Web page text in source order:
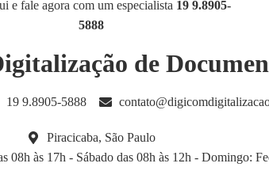
e fale agora com um especialista 19 9.8905-
5888
de
19 9.8905-5888
Piracicaba, São Paulo
08h às 17h - Sábado das 08h às 12h - Domingo: